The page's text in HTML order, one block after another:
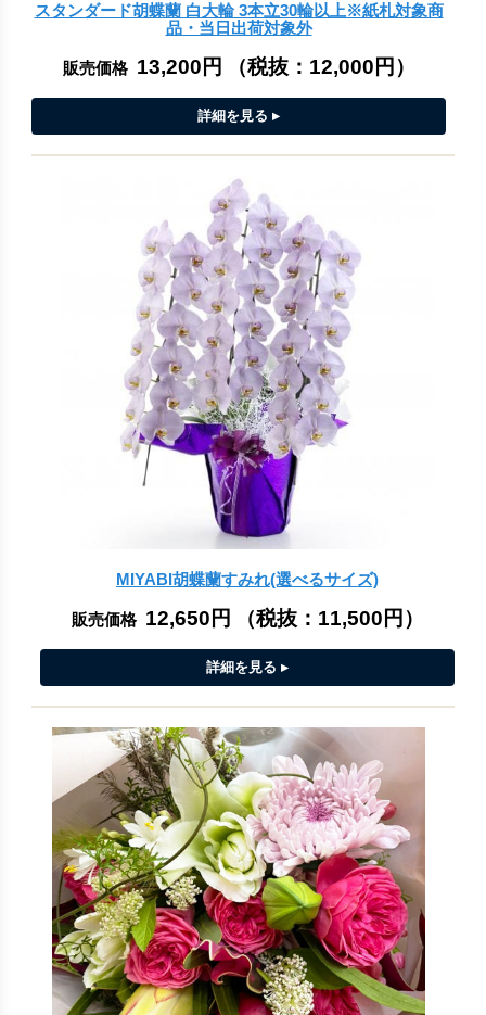
スタンダード胡蝶蘭 白大輪 3本立30輪以上※紙札対象商
品・当日出荷対象外
販売価格 13,200円 （税抜： 12,000円 ）
MIYABI胡蝶蘭すみれ(選べるサイズ)
販売価格 12,650円 （税抜： 11,500円 ）